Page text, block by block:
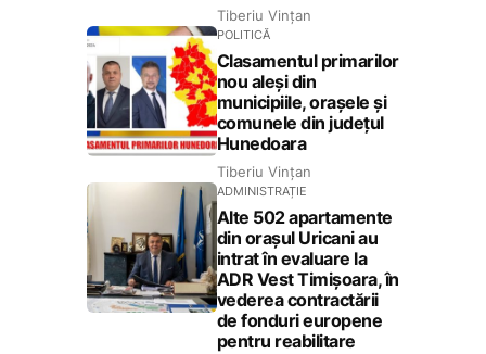
Tiberiu Vințan
POLITICĂ
Clasamentul primarilor
nou aleși din
municipiile, orașele și
comunele din județul
Hunedoara
Tiberiu Vințan
ADMINISTRAȚIE
Alte 502 apartamente
din orașul Uricani au
intrat în evaluare la
ADR Vest Timișoara, în
vederea contractării
de fonduri europene
pentru reabilitare